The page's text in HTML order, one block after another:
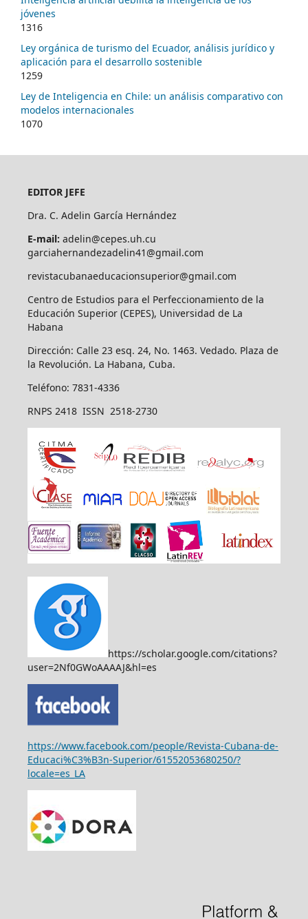
jóvenes
1316
Ley orgánica de turismo del Ecuador, análisis jurídico y
aplicación para el desarrollo sostenible
1259
Ley de Inteligencia en Chile: un análisis comparativo con
modelos internacionales
1070
EDITOR JEFE
Dra. C. Adelin García Hernández
E-mail: adelin@cepes.uh.cu
garciahernandezadelin41@gmail.com
revistacubanaeducacionsuperior@gmail.com
Centro de Estudios para el Perfeccionamiento de la
Educación Superior (CEPES), Universidad de La
Habana
Dirección: Calle 23 esq. 24, No. 1463. Vedado. Plaza de
la Revolución. La Habana, Cuba.
Teléfono: 7831-4336
RNPS 2418 ISSN 2518-2730
https://scholar.google.com/citations?
user=2Nf0GWoAAAAJ&hl=es
https://www.facebook.com/people/Revista-Cubana-de-
Educaci%C3%B3n-Superior/61552053680250/?
locale=es_LA